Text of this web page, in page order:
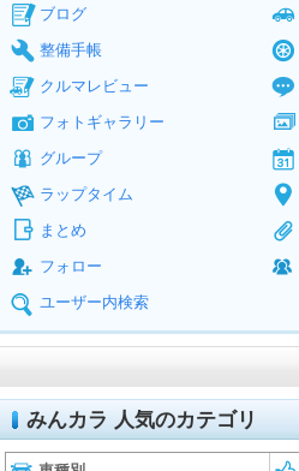
ブログ
整備手帳
クルマレビュー
フォトギャラリー
グループ
ラップタイム
まとめ
フォロー
ユーザー内検索
みんカラ 人気のカテゴリ